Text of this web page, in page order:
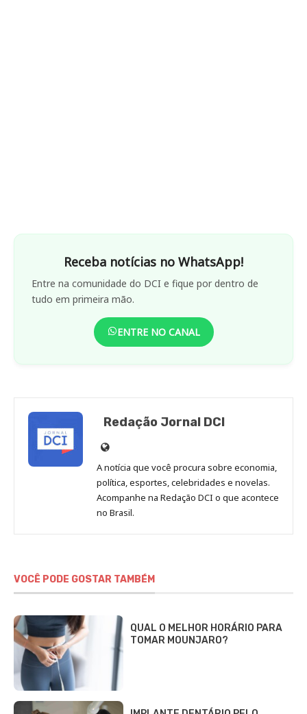
Receba notícias no WhatsApp!
Entre na comunidade do DCI e fique por dentro de
tudo em primeira mão.
ENTRE NO CANAL
Redação Jornal DCI
Site
de
Redação
Jornal
DCI
A notícia que você procura sobre economia,
política, esportes, celebridades e novelas.
Acompanhe na Redação DCI o que acontece
no Brasil.
VOCÊ PODE GOSTAR TAMBÉM
QUAL O MELHOR HORÁRIO PARA
TOMAR MOUNJARO?